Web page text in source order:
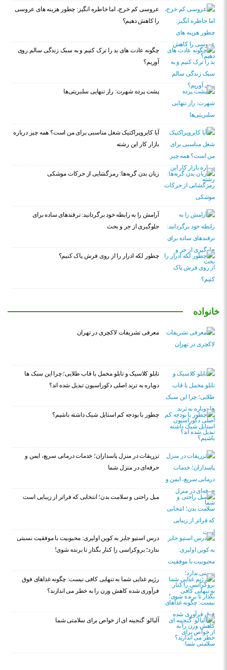
عروسی کم خرج، اما خاطره انگیز: چطور هزینه های عروسی
را کاهش دهیم؟
چگونه عادت‌ های بد را ترک کنیم و به سبک زندگی سالم روی
آوریم؟
پشت پرده شهرت: راز تنهایی سلبریتی‌ها
آیا کایروپراکتیک شغل مناسبی برای من است؟ همه چیز درباره
بازار کار این رشته
زبان بدن گربه‌ها: رمزگشایی از حرکات موشکی
آرامش را به رابطه خود برگردانید: ترفندهای ساده برای
جلوگیری از جر و بحث
چطور لکه ادرار را از روی فرش پاک کنیم؟
خانواده
معرفی تشریفات لاکچری در تهران
تابلو کلاسیک و تابلو مخمل با قاب طلایی؛ چرا این سبک ها
دوباره به ترند اصلی دکوراسیون تبدیل شده اند؟
چطور با بودجه کم استایل شیک داشته باشیم؟
تزریقات در منزل پاسداران؛ خدمات درمانی سریع، ایمن و
حرفه‌ای در منزل شما
مبل راحتی و سلامت بدن؛ انتخابی که فراتر از زیبایی است
درس استیو جابز به کوین اولیری: محبوبیت با موفقیت نسبتی
ندارد؛ بروکراسی را کنار بگذار تا برنده شوی!
رژیم غذایی شما به تنهایی کافی نیست: چگونه غذاهای فوق
فرآوری شده کاهش وزن را به خطر می اندازند؟
آلبالو: گنجینه ای از خواص برای سلامتی شما